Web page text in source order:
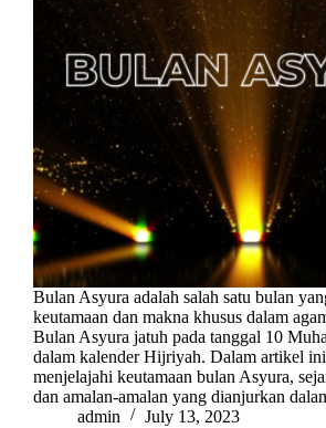
Bulan Asyura adalah salah satu bulan
keutamaan dan makna khusus dalam
Bulan Asyura jatuh pada tanggal 10
dalam kalender Hijriyah. Dalam artikel
menjelajahi keutamaan bulan Asyura,
dan amalan-amalan yang dianjurkan
admin
July 13, 2023